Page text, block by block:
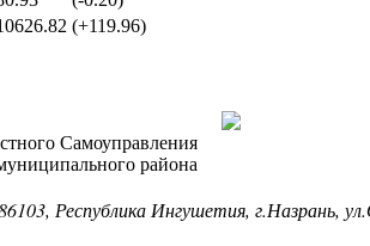
(+119.96)
Самоуправления
района
Республика Ингушетия, г.Назрань,